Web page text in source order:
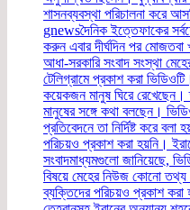
শাসনব্যবস্থা পরিচালনা করে
gnewsদৈনিক ইত্তেফাকের
করুন এবার দীর্ঘদিন পর মোজতবা
আধা-সরকারি সংবাদ সংস্থা
টেলিগ্রামে প্রকাশ করা
কয়েকজন মানুষ ঘিরে রেখেছেন।
মানুষের সঙ্গে কথা বলছেন।
প্রতিবেদনে তা নির্দিষ্ট করে
পরিচয়ও প্রকাশ করা হয়নি।
সংবাদমাধ্যমগুলো জানিয়েছে,
বিষয়ে মেহের নিউজ কোনো তথ্য
ব্যক্তিদের পরিচয়ও প্রকাশ